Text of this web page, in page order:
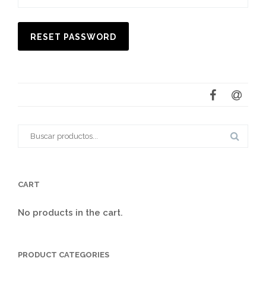
RESET PASSWORD
CART
No products in the cart.
PRODUCT CATEGORIES